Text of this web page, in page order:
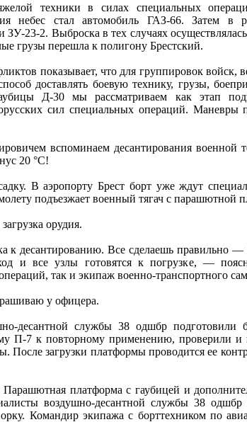
техники в силах специальных
небес стал автомобиль ГАЗ‑66. Затем в
ЗУ‑23-2. Выброска в тех случаях
грузы перешла к полигону Брестский.
показывает, что для группировок
доставлять боевую технику, грузы,
Д‑30 мы рассматриваем как этап
сил специальных операций. Маневры
вспоминаем десантирования военной
20 °С!
В аэропорту Брест борт уже ждут
подъезжает военный тягач с парашютной
орудия.
к десантированию. Все сделаешь правильно
и все узлы готовятся к погрузке, —
так и экипаж военно-транспортного
у офицера.
десантной службы 38 одшбр
П‑7 к повторному применению, проверили и
После загрузки платформы проводится ее
платформа с гаубицей и
воздушно-десантной службы 38
Командир экипажа с борттехником по